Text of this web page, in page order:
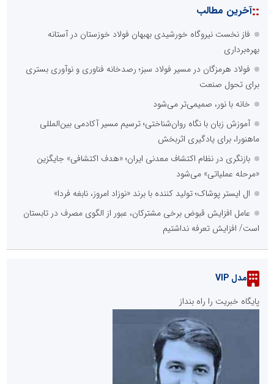
::آخرین مطالب
فاز نخست نیروگاه خورشیدی بهبهان فولاد خوزستان در آستانه
بهره‌برداری
فولاد هرمزگان در مسیر فولاد سبز؛ رصدخانه فناوری و نوآوری بستری
برای تحول صنعت
خانه با نور، صمیمی‌تر می‌شود
آموزش زبان با نگاه روان‌شناختی؛ ترسیم مسیر آکادمی بین‌المللی
ماهنورا، برای یادگیری اثربخش
بازنگری در نظام اکتشاف معدنی ایران؛ «هدف اکتشافی» جایگزین
«مرحله عملیاتی» می‌شود
ال ایستر پوشاک؛ تولید کننده با برند «نوزاد امروز، نابغه فردا»
عامل افزایش قبوض برخی مشترکان، عبور از الگوی مصرف در تابستان
است/ افزایش تعرفه نداشتیم
مدل VIP
پایگاه خبریت را راه بنداز